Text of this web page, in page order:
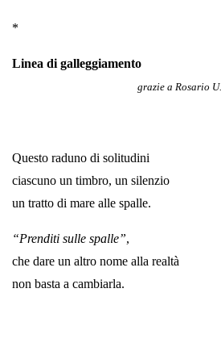
*
Linea di galleggiamento
grazie a Rosario U.
Questo raduno di solitudini
ciascuno un timbro, un silenzio
un tratto di mare alle spalle.
“Prenditi sulle spalle”,
che dare un altro nome alla realtà
non basta a cambiarla.